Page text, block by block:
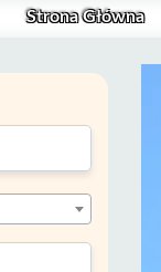
Strona Główna